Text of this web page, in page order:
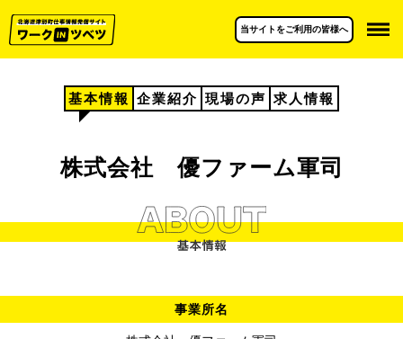
当サイトをご利用の皆様へ
基本情報 企業紹介 現場の声 求人情報
株式会社 優ファーム軍司
事業所名